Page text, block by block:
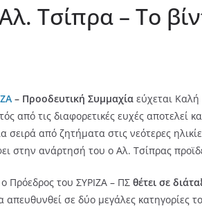
Τσίπρα – Το
– Προοδευτική Συμμαχία εύχεται
από τις διαφορετικές ευχές αποτελεί
σειρά από ζητήματα στις νεότερες
στην ανάρτησή του ο Αλ. Τσίπρας
Πρόεδρος του ΣΥΡΙΖΑ – ΠΣ θέτει σε
σε δύο μεγάλες κατηγορίες